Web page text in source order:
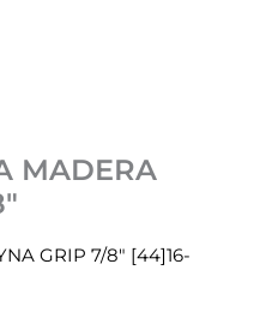
MADERA
GRIP 7/8″ [44]16-